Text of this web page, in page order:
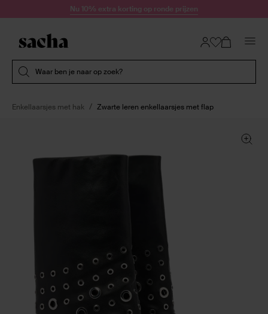
Doorgaan naar artikelNu 10% extra korting op ronde prijzen
Waar ben je naar op zoek?
Enkellaarsjes met hak Zwarte leren enkellaarsjes met flap